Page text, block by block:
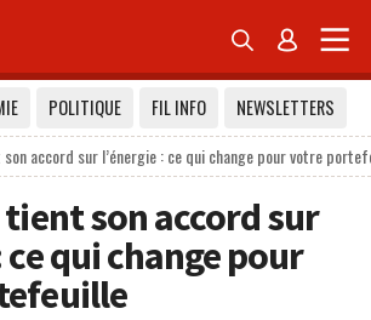
 
POLITIQUE FIL INFO
NEWSLETTERS
accord sur l’énergie : ce qui change pour votre
son accord sur
ce qui change pour